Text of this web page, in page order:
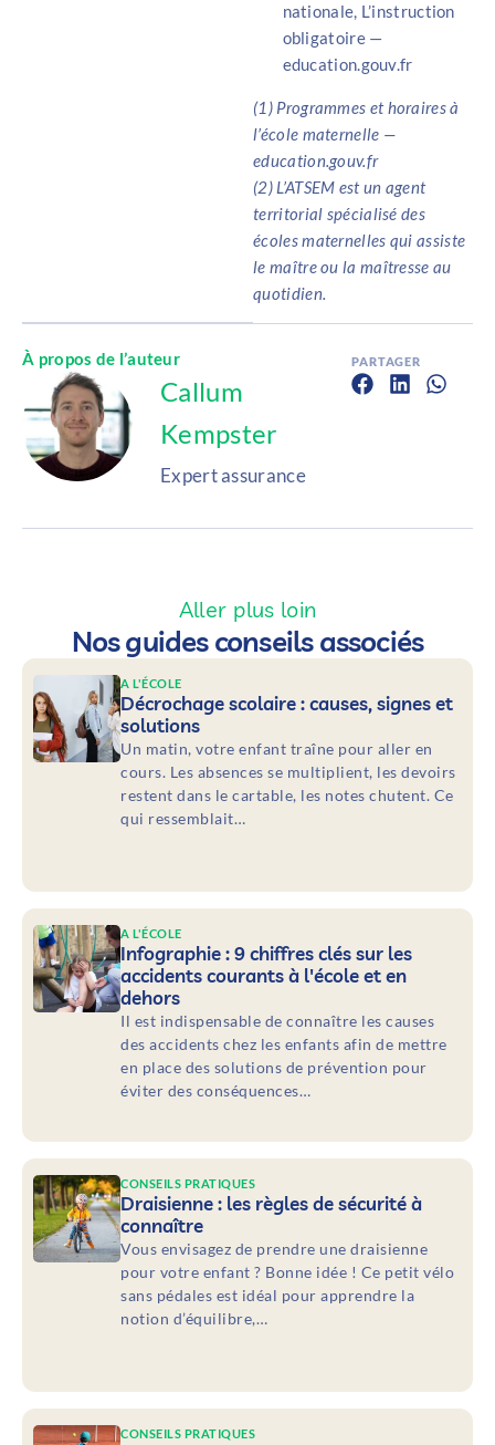
nationale, L’instruction
obligatoire —
education.gouv.fr
(1) Programmes et horaires à
l’école maternelle —
education.gouv.fr
(2) L’ATSEM est un agent
territorial spécialisé des
écoles maternelles qui assiste
le maître ou la maîtresse au
quotidien.
À propos de l’auteur
Callum
Kempster
Expert assurance
PARTAGER
Aller plus loin
Nos guides conseils associés
A L'ÉCOLE
Décrochage scolaire : causes, signes et
solutions
Un matin, votre enfant traîne pour aller en
cours. Les absences se multiplient, les devoirs
restent dans le cartable, les notes chutent. Ce
qui ressemblait…
A L'ÉCOLE
Infographie : 9 chiffres clés sur les
accidents courants à l'école et en
dehors
Il est indispensable de connaître les causes
des accidents chez les enfants afin de mettre
en place des solutions de prévention pour
éviter des conséquences…
CONSEILS PRATIQUES
Draisienne : les règles de sécurité à
connaître
Vous envisagez de prendre une draisienne
pour votre enfant ? Bonne idée ! Ce petit vélo
sans pédales est idéal pour apprendre la
notion d’équilibre,…
CONSEILS PRATIQUES